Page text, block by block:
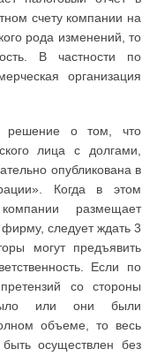
счету компании на
рода изменений, то
В частности по
организация
решение о том, что
лица с долгами,
опубликована в
Когда в этом
размещает
следует ждать 3
могут предъявить
Если по
со стороны
или они были
объеме, то весь
осуществлен без